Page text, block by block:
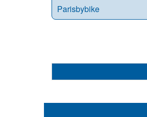
Parisbybike